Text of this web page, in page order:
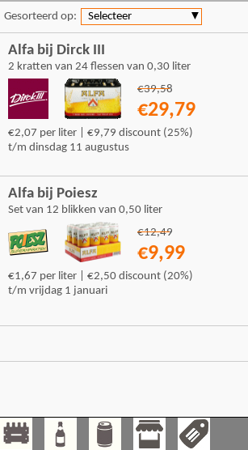
Gesorteerd op: Selecteer ▼
Alfa bij Dirck III
2 kratten van 24 flessen van 0,30 liter
€39,58
€29,79
€2,07 per liter | €9,79 discount (25%)
t/m dinsdag 11 augustus
Alfa bij Poiesz
Set van 12 blikken van 0,50 liter
€12,49
€9,99
€1,67 per liter | €2,50 discount (20%)
t/m vrijdag 1 januari